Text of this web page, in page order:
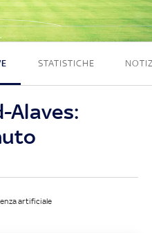
1
STATISTICHE
Alaves:
artificiale